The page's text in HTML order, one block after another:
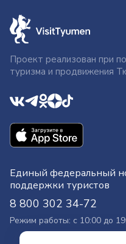
Проект реализован при
туризма и продвижения
Единый федеральный
поддержки туристов
8 800 302 34-72
Режим работы: с 10:00 до